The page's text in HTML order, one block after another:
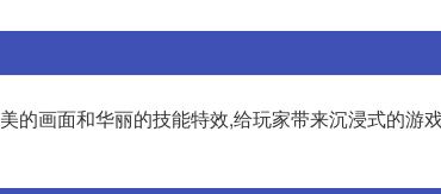
的画面和华丽的技能特效,给玩家带来沉浸式的游